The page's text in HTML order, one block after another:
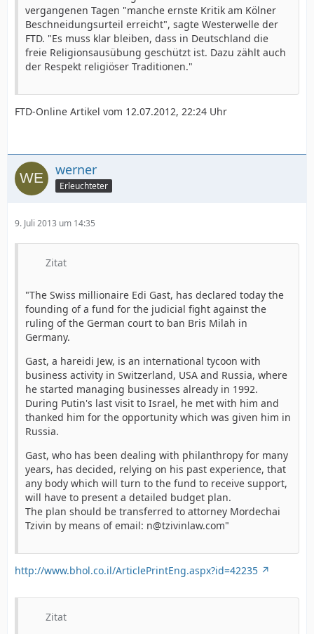
vergangenen Tagen "manche ernste Kritik am Kölner
Beschneidungsurteil erreicht", sagte Westerwelle der
FTD. "Es muss klar bleiben, dass in Deutschland die
freie Religionsausübung geschützt ist. Dazu zählt auch
der Respekt religiöser Traditionen."
FTD-Online Artikel vom 12.07.2012, 22:24 Uhr
werner
Erleuchteter
9. Juli 2013 um 14:35
Zitat
"The Swiss millionaire Edi Gast, has declared today the
founding of a fund for the judicial fight against the
ruling of the German court to ban Bris Milah in
Germany.
Gast, a hareidi Jew, is an international tycoon with
business activity in Switzerland, USA and Russia, where
he started managing businesses already in 1992.
During Putin's last visit to Israel, he met with him and
thanked him for the opportunity which was given him in
Russia.
Gast, who has been dealing with philanthropy for many
years, has decided, relying on his past experience, that
any body which will turn to the fund to receive support,
will have to present a detailed budget plan.
The plan should be transferred to attorney Mordechai
Tzivin by means of email: n@tzivinlaw.com"
http://www.bhol.co.il/ArticlePrintEng.aspx?id=42235
Zitat